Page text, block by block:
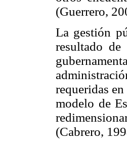
(Guerrero,
La gestión
resultado
requeridas
modelo de
(Cabrero,